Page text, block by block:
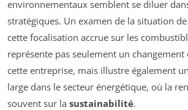
environnementaux semblent se diluer
stratégiques. Un examen de la situation
cette focalisation accrue sur les
représente pas seulement un
cette entreprise, mais illustre également
large dans le secteur énergétique, où la
souvent sur la sustainabilité.